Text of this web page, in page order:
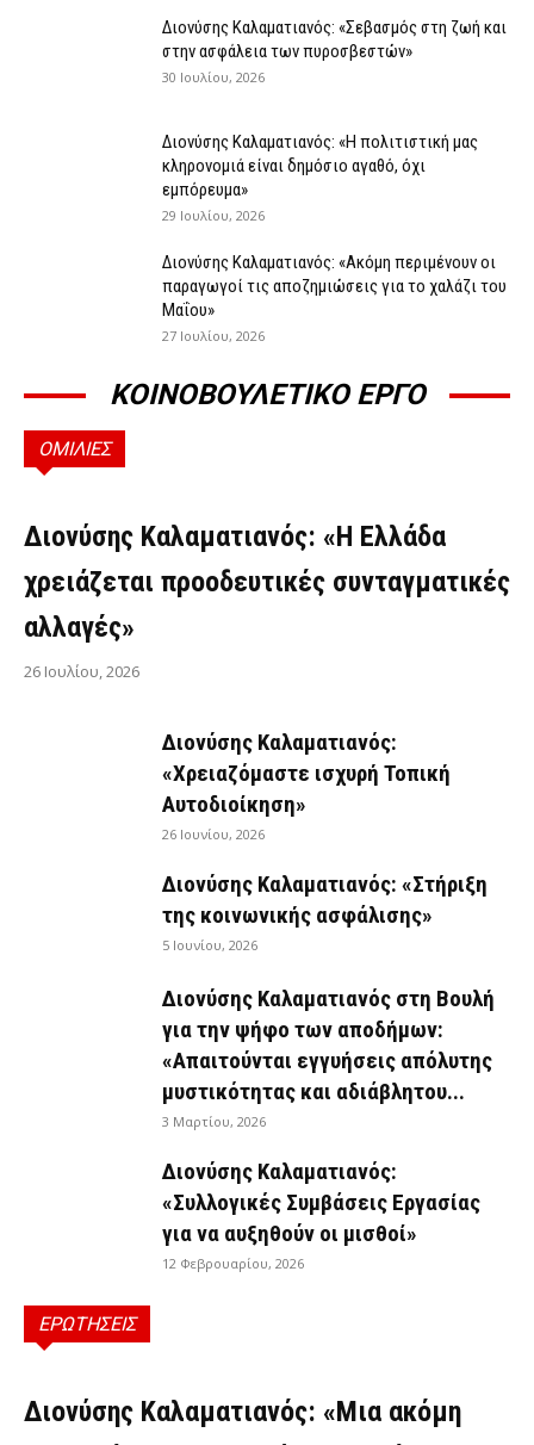
Διονύσης Καλαματιανός: «Σεβασμός στη ζωή και
στην ασφάλεια των πυροσβεστών»
30 Ιουλίου, 2026
Διονύσης Καλαματιανός: «Η πολιτιστική μας
κληρονομιά είναι δημόσιο αγαθό, όχι
εμπόρευμα»
29 Ιουλίου, 2026
Διονύσης Καλαματιανός: «Ακόμη περιμένουν οι
παραγωγοί τις αποζημιώσεις για το χαλάζι του
Μαΐου»
27 Ιουλίου, 2026
ΚΟΙΝΟΒΟΥΛΕΤΙΚΟ ΕΡΓΟ
ΟΜΙΛΙΕΣ
ΟΜΙΛΊΕΣ
Διονύσης Καλαματιανός: «Η Ελλάδα
χρειάζεται προοδευτικές συνταγματικές
αλλαγές»
26 Ιουλίου, 2026
Διονύσης Καλαματιανός:
«Χρειαζόμαστε ισχυρή Τοπική
Αυτοδιοίκηση»
26 Ιουνίου, 2026
Διονύσης Καλαματιανός: «Στήριξη
της κοινωνικής ασφάλισης»
5 Ιουνίου, 2026
Διονύσης Καλαματιανός στη Βουλή
για την ψήφο των αποδήμων:
«Απαιτούνται εγγυήσεις απόλυτης
μυστικότητας και αδιάβλητου...
3 Μαρτίου, 2026
Διονύσης Καλαματιανός:
«Συλλογικές Συμβάσεις Εργασίας
για να αυξηθούν οι μισθοί»
12 Φεβρουαρίου, 2026
ΕΡΩΤΗΣΕΙΣ
ΕΡΩΤΉΣΕΙΣ
Διονύσης Καλαματιανός: «Μια ακόμη